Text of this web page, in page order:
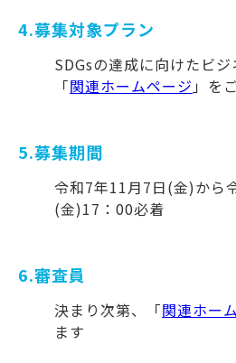
4.募集対象プラン
SDGsの達成に向けたビ
「関連ホームページ 」を
5.募集期間
令和7年11月7日(金)から
(金)17：00必着
6.審査員
決まり次第、「関連ホー
ます